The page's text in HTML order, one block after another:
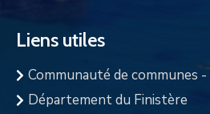
Liens utiles
Communauté de communes -
Département du Finistère